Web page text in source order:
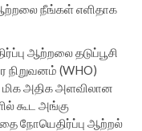
நீங்கள் எளிதாக
ஆற்றலை தடுப்பூசி
நிறுவனம் (WHO)
மிக அதிக அளவிலான
கூட அங்கு
நோயெதிர்ப்பு ஆற்றல்